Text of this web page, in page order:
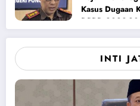
Kasus Dugaan
DPRD 2023-
INTI